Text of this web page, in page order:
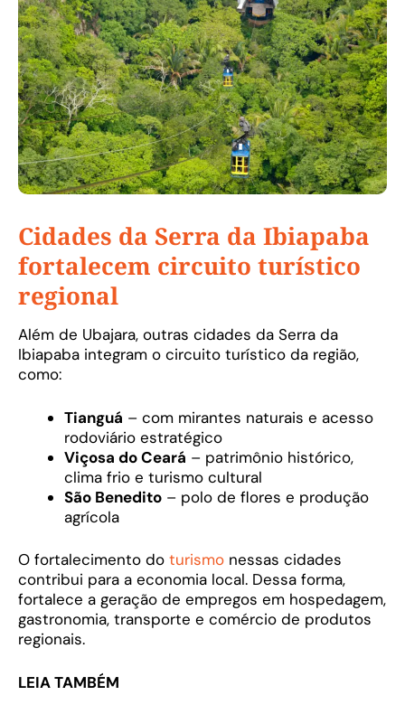
Cidades da Serra da Ibiapaba
fortalecem circuito turístico
regional
Além de Ubajara, outras cidades da Serra da
Ibiapaba integram o circuito turístico da região,
como:
Tianguá – com mirantes naturais e acesso
rodoviário estratégico
Viçosa do Ceará – patrimônio histórico,
clima frio e turismo cultural
São Benedito – polo de flores e produção
agrícola
O fortalecimento do turismo nessas cidades
contribui para a economia local. Dessa forma,
fortalece a geração de empregos em hospedagem,
gastronomia, transporte e comércio de produtos
regionais.
LEIA TAMBÉM